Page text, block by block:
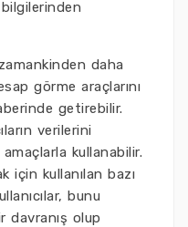
daha
görme araçlarını
getirebilir.
verilerini
kullanabilir.
için kullanılan bazı
bunu
davranış olup